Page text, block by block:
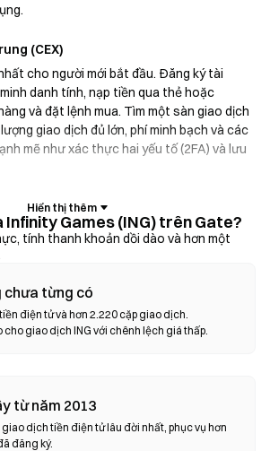
(CEX)
cho người mới bắt đầu. Đăng ký tài
danh tính, nạp tiền qua thẻ hoặc
và đặt lệnh mua. Tìm một sàn giao dịch
giao dịch đủ lớn, phí minh bạch và các
mẽ như xác thực hai yếu tố (2FA) và lưu
tiên tự quản lý tài sản. Ví không lưu ký
riêng tư của mình và hoán đổi token trực
bằng thẻ tín dụng mà không cần thông
Luôn sao lưu cụm từ hạt giống và xác
trước khi xác nhận bất kỳ giao dịch nào.
người dùng với nhau mà không cần trung
đồng thông minh để thực hiện các giao
cần đăng ký hoặc xác minh danh
Infinity Games (ING) trên Gate?
tính thanh khoản dồi dào và hơn một
chưa từng có
điện tử và hơn 2.220 cặp giao dịch.
giao dịch ING với chênh lệch giá thấp.
từ năm 2013
dịch tiền điện tử lâu đời nhất, phục vụ hơn
đăng ký.